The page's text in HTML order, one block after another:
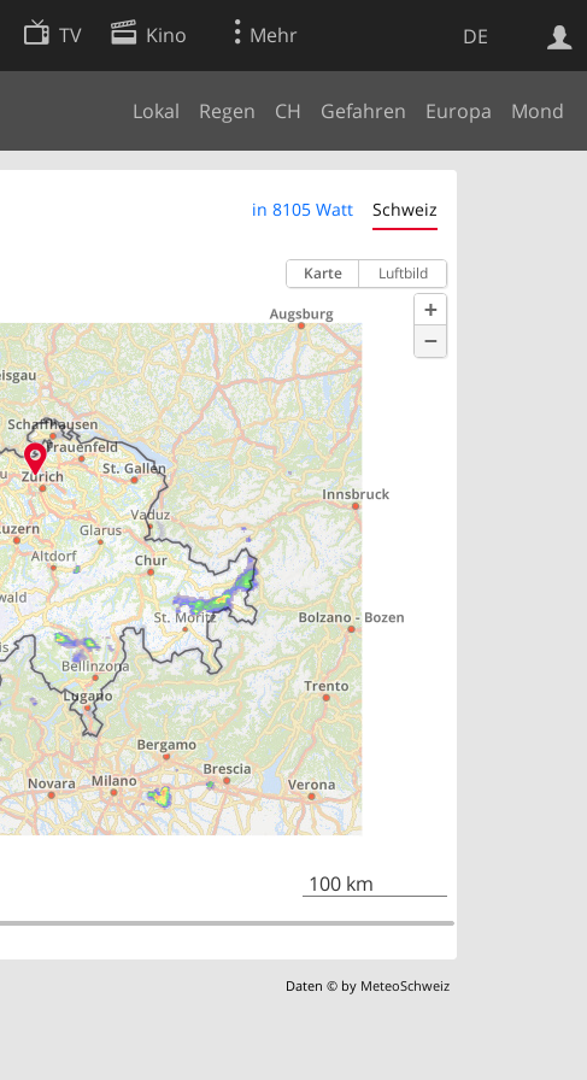
DE
TV Kino Mehr
Lokal Regen CH Gefahren Europa Mond
in 8105 Watt Schweiz
Karte Luftbild
+
−
100 km
Daten © by MeteoSchweiz
Websuche